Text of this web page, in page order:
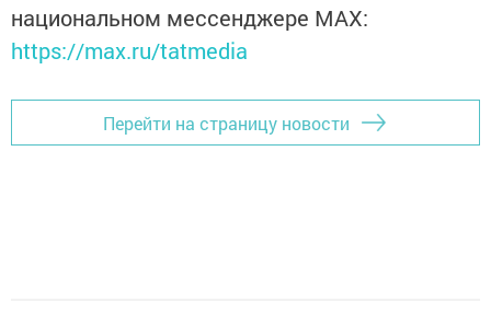
национальном мессенджере MАХ:
https://max.ru/tatmedia
Перейти на страницу новости